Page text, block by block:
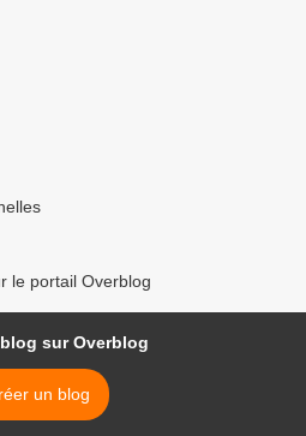
le portail Overblog
sur Overblog
un blog